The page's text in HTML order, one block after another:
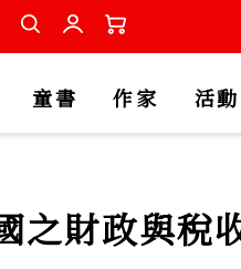
童書 作家 活動
之財政與稅